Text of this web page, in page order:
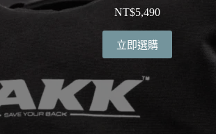
NT$5,490
立即選購